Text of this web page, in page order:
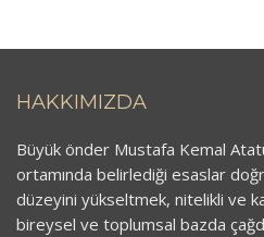
HAKKIMIZDA
Büyük önder Mustafa Kemal
ortamında belirlediği esaslar
düzeyini yükseltmek, nitelikli ve
bireysel ve toplumsal bazda